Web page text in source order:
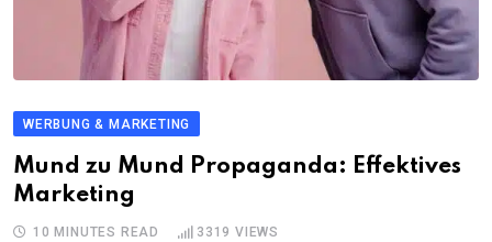
WERBUNG & MARKETING
Mund zu Mund Propaganda: Effektives
Marketing
10 MINUTES READ 3319 VIEWS